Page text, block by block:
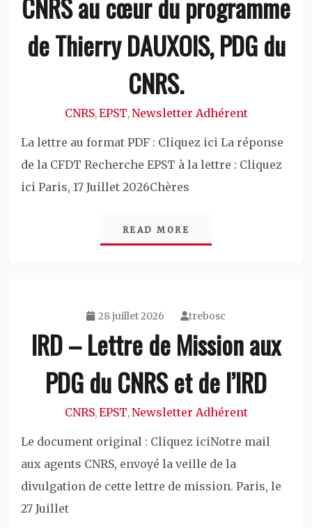
CNRS au cœur du programme
de Thierry DAUXOIS, PDG du
CNRS.
CNRS,EPST,Newsletter Adhérent
La lettre au format PDF : Cliquez ici La réponse
de la CFDT Recherche EPST à la lettre : Cliquez
ici Paris, 17 Juillet 2026Chères
READ MORE
28 juillet 2026 trebosc
IRD – Lettre de Mission aux
PDG du CNRS et de l’IRD
CNRS,EPST,Newsletter Adhérent
Le document original : Cliquez iciNotre mail
aux agents CNRS, envoyé la veille de la
divulgation de cette lettre de mission. Paris, le
27 Juillet